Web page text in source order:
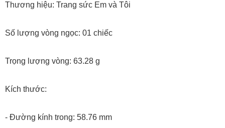
Thương hiệu: Trang sức Em và Tôi
Số lượng vòng ngọc: 01 chiếc
Trọng lượng vòng: 63.28 g
Kích thước:
- Đường kính trong: 58.76 mm